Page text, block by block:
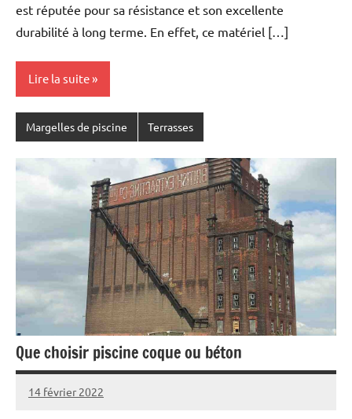
est réputée pour sa résistance et son excellente
durabilité à long terme. En effet, ce matériel […]
Lire la suite
Margelles de piscine Terrasses
Que choisir piscine coque ou béton
14 février 2022